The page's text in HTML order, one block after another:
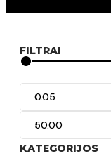
FILTRAI
KATEGORIJOS